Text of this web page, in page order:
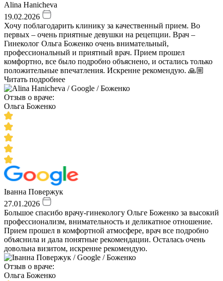
Alina Hanicheva
19.02.2026
Хочу поблагодарить клинику за качественный прием. Во
первых – очень приятные девушки на рецепции. Врач –
Гинеколог Ольга Боженко очень внимательный,
профессиональный и приятный врач. Прием прошел
комфортно, все было подробно объяснено, и остались только
положительные впечатления. Искренне рекомендую. 🙏🏼
Читать подробнее
Отзыв о враче:
Ольга Боженко
Іванна Повержук
27.01.2026
Большое спасибо врачу-гинекологу Ольге Боженко за высокий
профессионализм, внимательность и деликатное отношение.
Прием прошел в комфортной атмосфере, врач все подробно
объяснила и дала понятные рекомендации. Осталась очень
довольна визитом, искренне рекомендую.
Отзыв о враче:
Ольга Боженко